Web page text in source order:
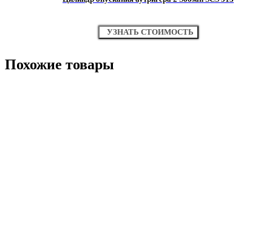
УЗНАТЬ СТОИМОСТЬ
Похожие товары